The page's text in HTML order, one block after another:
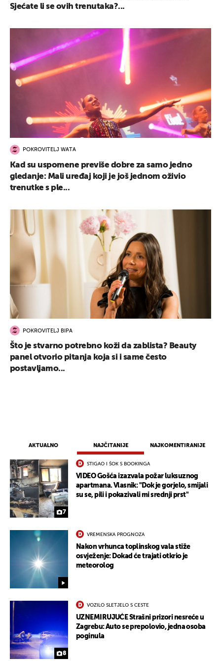
AKTUALNO NAJČITANIJE NAJKOMENTIRANIJE
7
STIGAO I ŠOK S BOOKINGA
VIDEO Gošća izazvala požar luksuznog
apartmana. Vlasnik: "Dok je gorjelo, smijali
su se, pili i pokazivali mi srednji prst"
VREMENSKA PROGNOZA
Nakon vrhunca toplinskog vala stiže
osvježenje: Dokad će trajati otkrio je
meteorolog
8
VOZILO SLETJELO S CESTE
UZNEMIRUJUĆE Strašni prizori nesreće u
Zagrebu: Auto se prepolovio, jedna osoba
poginula
Sjećate li se ovih trenutaka?...
POKROVITELJ WATA
Kad su uspomene previše dobre za samo jedno
gledanje: Mali uređaj koji je još jednom oživio
trenutke s ple...
POKROVITELJ BIPA
Što je stvarno potrebno koži da zablista? Beauty
panel otvorio pitanja koja si i same često
postavljamo...